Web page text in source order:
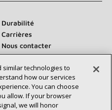
Durabilité
Carrières
Nous contacter
similar technologies to
how our services
You can choose
allow. If your browser
we will honor